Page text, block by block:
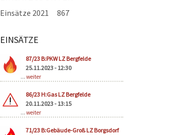
Einsätze 2021 867
EINSÄTZE
87/23 B:PKW LZ Bergfelde
25.11.2023 - 12:30
... weiter
86/23 H:Gas LZ Bergfelde
20.11.2023 - 13:15
... weiter
71/23 B:Gebäude-Groß LZ Borgsdorf
Seiten